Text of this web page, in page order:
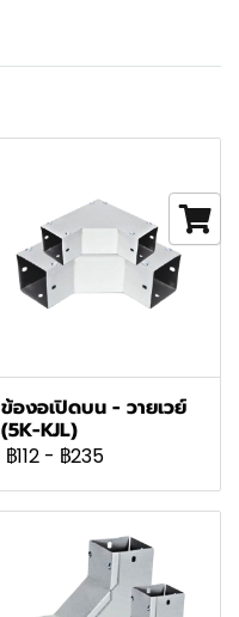
ข้องอเปิดบน - วายเวย์
(5K-KJL)
฿112 - ฿235